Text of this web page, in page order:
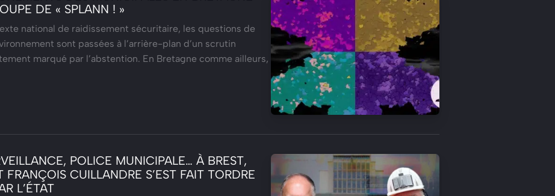
DE « SPLANN ! »
national de raidissement sécuritaire, les questions de
sont passées à l’arrière-plan d’un scrutin
marqué par l’abstention. En Bretagne comme ailleurs,
POLICE MUNICIPALE… À BREST,
CUILLANDRE S’EST FAIT TORDRE
L’ÉTAT